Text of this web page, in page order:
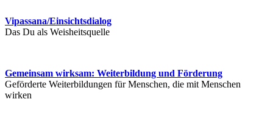
Vipassana/Einsichtsdialog
Das Du als Weisheitsquelle
Gemeinsam wirksam: Weiterbildung und Förderung
Geförderte Weiterbildungen für Menschen, die mit Menschen
wirken